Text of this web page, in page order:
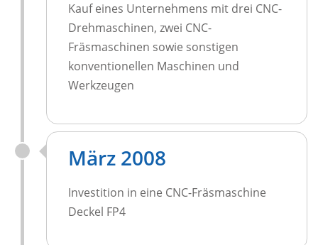
Kauf eines Unternehmens mit drei CNC-
Drehmaschinen, zwei CNC-
Fräsmaschinen sowie sonstigen
konventionellen Maschinen und
Werkzeugen
März 2008
Investition in eine CNC-Fräsmaschine
Deckel FP4